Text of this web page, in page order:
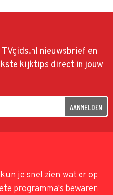
nieuwsbrief en
kijktips direct in jouw
AANMELDEN
je snel zien wat er op
programma's bewaren